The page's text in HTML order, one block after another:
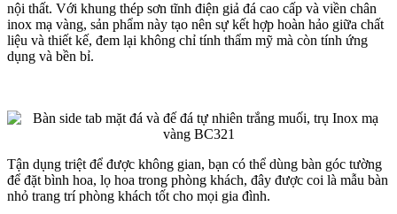
nội thất. Với khung thép sơn tĩnh điện giả đá cao cấp và viền chân
inox mạ vàng, sản phẩm này tạo nên sự kết hợp hoàn hảo giữa chất
liệu và thiết kế, đem lại không chỉ tính thẩm mỹ mà còn tính ứng
dụng và bền bỉ.
Tận dụng triệt để được không gian, bạn có thể dùng bàn góc tường
để đặt bình hoa, lọ hoa trong phòng khách, đây được coi là mẫu bàn
nhỏ trang trí phòng khách tốt cho mọi gia đình.